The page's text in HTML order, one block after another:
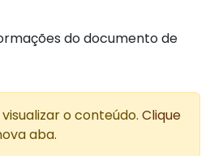
do documento de
o conteúdo. Clique
aba.